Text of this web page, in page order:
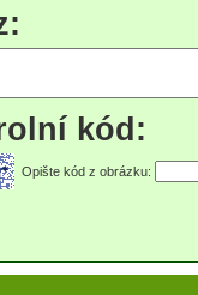
kód:
Opište kód z obrázku: